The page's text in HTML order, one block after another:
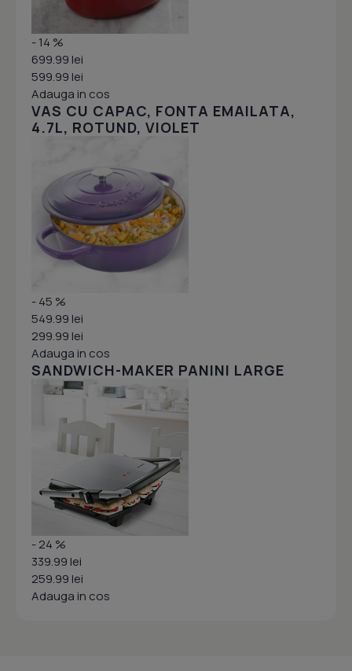
- 14 %
699.99 lei
599.99 lei
Adauga in cos
VAS CU CAPAC, FONTA EMAILATA,
4.7L, ROTUND, VIOLET
- 45 %
549.99 lei
299.99 lei
Adauga in cos
SANDWICH-MAKER PANINI LARGE
- 24 %
339.99 lei
259.99 lei
Adauga in cos